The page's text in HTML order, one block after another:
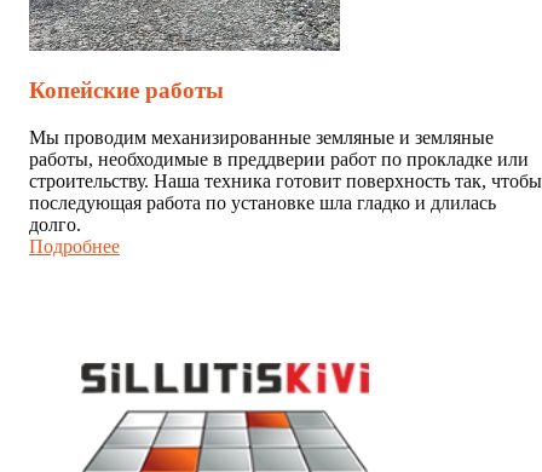
Копейские работы
Мы проводим механизированные земляные и земляные
работы, необходимые в преддверии работ по прокладке или
строительству. Наша техника готовит поверхность так, чтобы
последующая работа по установке шла гладко и длилась
долго.
Подробнее